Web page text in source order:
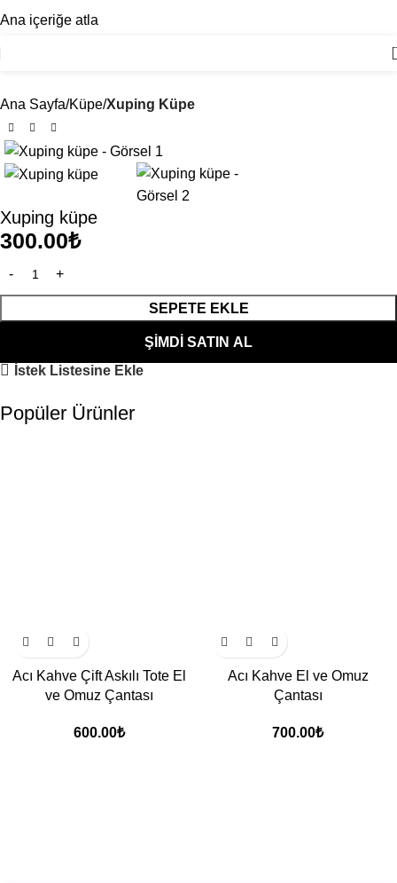
Ana içeriğe atla
Ana Sayfa Küpe Xuping Küpe
Xuping küpe
300.00₺
SEPETE EKLE
ŞIMDI SATIN AL
İstek Listesine Ekle
Popüler Ürünler
Acı Kahve Çift Askılı Tote El
ve Omuz Çantası
600.00₺
Acı Kahve El ve Omuz
Çantası
700.00₺